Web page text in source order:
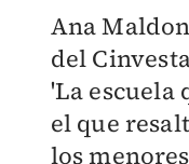
Ana
del
'La escuela
el que
los